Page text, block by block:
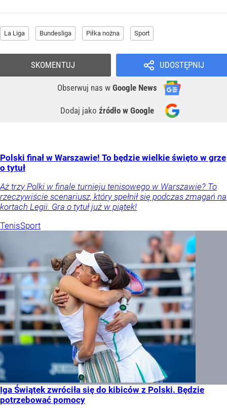
La Liga Bundesliga Piłka nożna Sport
UDOSTĘPNIJ
Obserwuj nas w Google News
Dodaj jako źródło w Google
SKOMENTUJ
Polski finał w Warszawie! To będzie wielkie święto w grze
o tytuł
Aż trzy Polki w finale turnieju tenisowego w Warszawie? To
rzeczywiście scenariusz, który spełnił się podczas zmagań na
kortach Legii. Gra o tytuł już w piątek!
TenisSport
Iga Świątek zwróciła się do kibiców z Polski. Będzie
potrzebować pomocy